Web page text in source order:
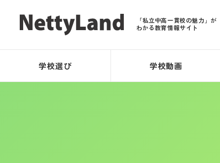
「私立中高一貫校の魅力」が
わかる教育情報サイト
学校選び 学校動画